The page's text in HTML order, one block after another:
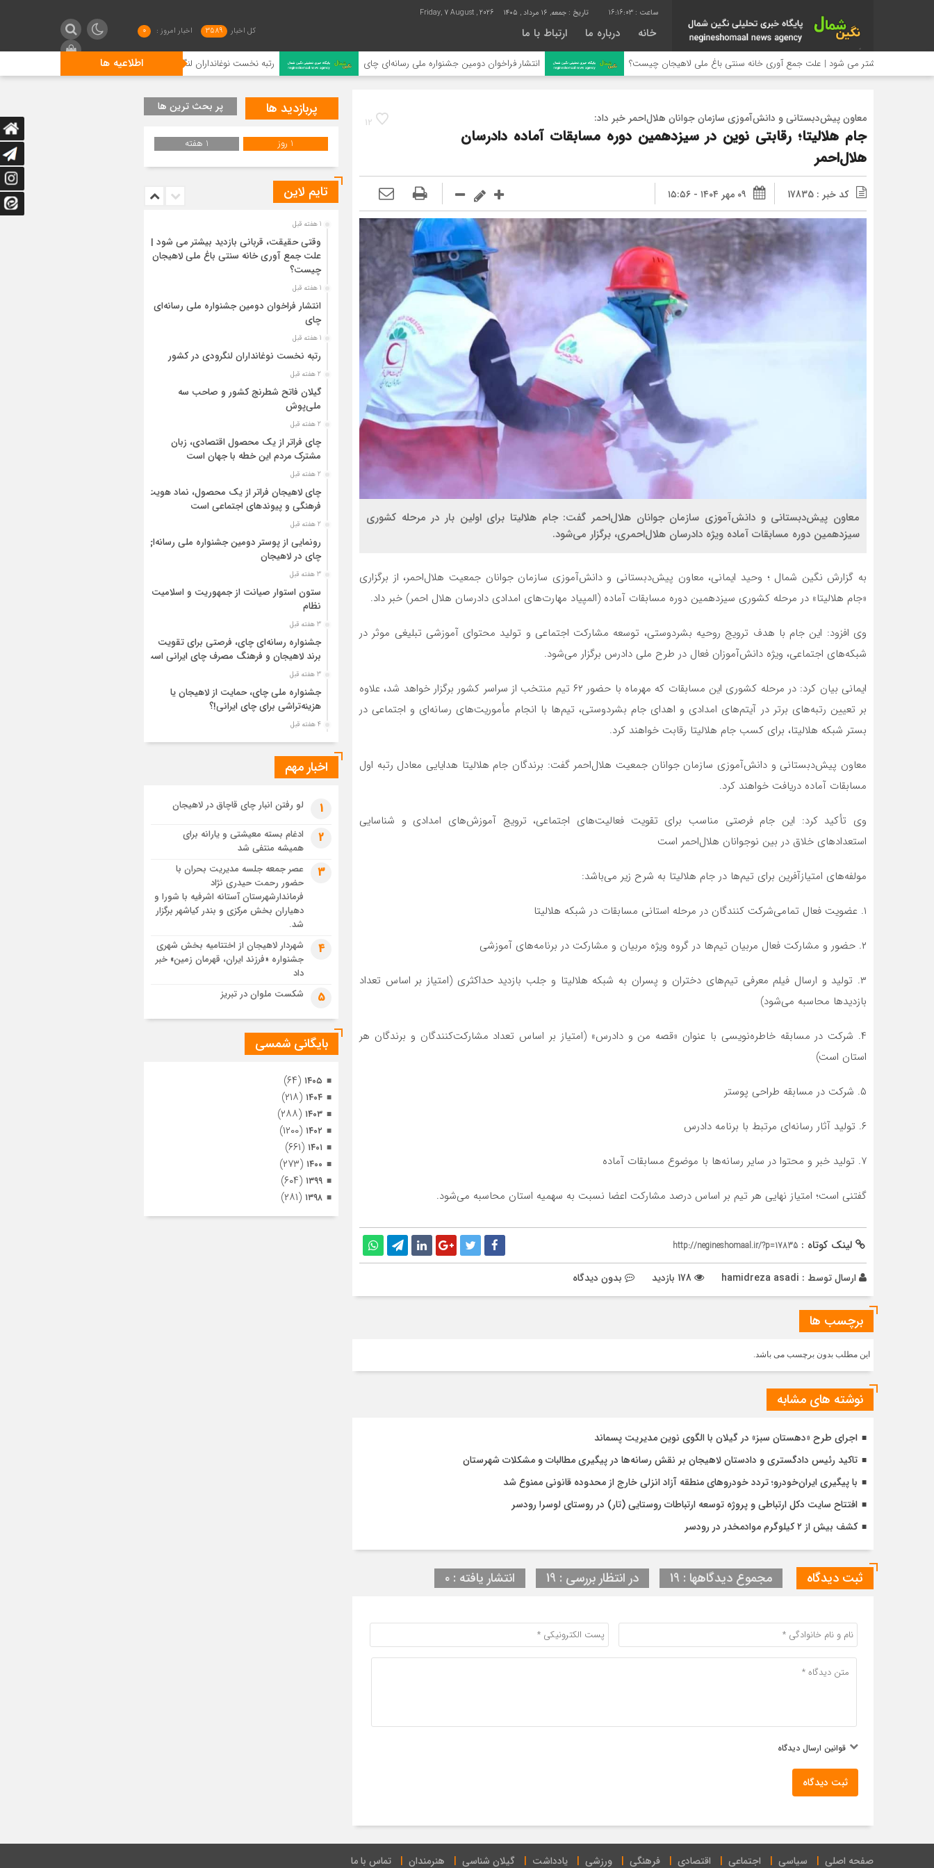
16:16:04 تاریخ : جمعه, ۱۶ مرداد , ۱۴۰۵ Friday, 7 August , 2026
خانه درباره ما ارتباط با ما کل اخبار 3589 اخبار امروز : 0
اطلاعیه ها بیشتر می شود | علت جمع آوری خانه سنتی باغ ملی لاهیجان چیست؟ انتشار فراخوان دومین جشنواره ملی رسانه‌ای چای رتبه نخست نوغانداران لنگرودی در کشور
12 معاون پیش‌دبستانی و دانش‌آموزی سازمان جوانان هلال‌احمر خبر داد:
جام هلالیتا؛ رقابتی نوین در سیزدهمین دوره مسابقات آماده دادرسان
هلال‌احمر
کد خبر : 17835 ۰۹ مهر ۱۴۰۴ - ۱۵:۵۶
معاون پیش‌دبستانی و دانش‌آموزی سازمان جوانان هلال‌احمر گفت: جام هلالیتا برای اولین بار در مرحله کشوری
سیزدهمین دوره مسابقات آماده ویژه دادرسان هلال‌احمری، برگزار می‌شود.
به گزارش نگین شمال ؛ وحید ایمانی، معاون پیش‌دبستانی و دانش‌آموزی سازمان جوانان جمعیت هلال‌احمر، از برگزاری
«جام هلالیتا» در مرحله کشوری سیزدهمین دوره مسابقات آماده (المپیاد مهارت‌های امدادی دادرسان هلال احمر) خبر داد.
وی افزود: این جام با هدف ترویج روحیه بشردوستی، توسعه مشارکت اجتماعی و تولید محتوای آموزشی تبلیغی موثر در
شبکه‌های اجتماعی، ویژه دانش‌آموزان فعال در طرح ملی دادرس برگزار می‌شود.
ایمانی بیان کرد: در مرحله کشوری این مسابقات که مهرماه با حضور ۶۲ تیم منتخب از سراسر کشور برگزار خواهد شد، علاوه
بر تعیین رتبه‌های برتر در آیتم‌های امدادی و اهدای جام بشردوستی، تیم‌ها با انجام مأموریت‌های رسانه‌ای و اجتماعی در
بستر شبکه هلالیتا، برای کسب جام هلالیتا رقابت خواهند کرد.
معاون پیش‌دبستانی و دانش‌آموزی سازمان جوانان جمعیت هلال‌احمر گفت: برندگان جام هلالیتا هدایایی معادل رتبه اول
مسابقات آماده دریافت خواهند کرد.
وی تأکید کرد: این جام فرصتی مناسب برای تقویت فعالیت‌های اجتماعی، ترویج آموزش‌های امدادی و شناسایی
استعدادهای خلاق در بین نوجوانان هلال‌احمر است
مولفه‌های امتیازآفرین برای تیم‌ها در جام هلالیتا به شرح زیر می‌باشد:
۱. عضویت فعال تمامی‌شرکت کنندگان در مرحله استانی مسابقات در شبکه هلالیتا
۲. حضور و مشارکت فعال مربیان تیم‌ها در گروه ویژه مربیان و مشارکت در برنامه‌های آموزشی
۳. تولید و ارسال فیلم معرفی تیم‌های دختران و پسران به شبکه هلالیتا و جلب بازدید حداکثری (امتیاز بر اساس تعداد
بازدیدها محاسبه می‌شود)
۴. شرکت در مسابقه خاطره‌نویسی با عنوان «قصه من و دادرس» (امتیاز بر اساس تعداد مشارکت‌کنندگان و برندگان هر
استان است)
۵. شرکت در مسابقه طراحی پوستر
۶. تولید آثار رسانه‌ای مرتبط با برنامه دادرس
۷. تولید خبر و محتوا در سایر رسانه‌ها با موضوع مسابقات آماده
گفتنی است؛ امتیاز نهایی هر تیم بر اساس درصد مشارکت اعضا نسبت به سهمیه استان محاسبه می‌شود.
لینک کوتاه : http://negineshomaal.ir/?p=17835
ارسال توسط : hamidreza asadi بدون دیدگاه
برچسب ها
این مطلب بدون برچسب می باشد.
نوشته های مشابه
اجرای طرح «دهستان سبز» در گیلان با الگوی نوین مدیریت پسماند
تاکید رئیس دادگستری و دادستان لاهیجان بر نقش رسانه‌ها در پیگیری مطالبات و مشکلات شهرستان
با پیگیری ایران‌خودرو؛ تردد خودروهای منطقه آزاد انزلی خارج از محدوده قانونی ممنوع شد
افتتاح سایت دکل ارتباطی و پروژه توسعه ارتباطات روستایی (تار) در روستای لوسرا رودسر
کشف بیش از ۲ کیلوگرم موادمخدر در رودسر
ثبت دیدگاه مجموع دیدگاهها : 19 در انتظار بررسی : 19 انتشار یافته : ۰
قوانین ارسال دیدگاه
ثبت دیدگاه
پربازدید ها پر بحث ترین ها
1 روز 1 هفته
تایم لاین
1 هفته قبل
وقتی حقیقت، قربانی بازدید بیشتر می شود |
علت جمع آوری خانه سنتی باغ ملی لاهیجان
چیست؟
1 هفته قبل
انتشار فراخوان دومین جشنواره ملی رسانه‌ای
چای
1 هفته قبل
رتبه نخست نوغانداران لنگرودی در کشور
2 هفته قبل
گیلان فاتح شطرنج کشور و صاحب سه
ملی‌پوش
2 هفته قبل
چای فراتر از یک محصول اقتصادی، زبان
مشترک مردم این خطه با جهان است
2 هفته قبل
چای لاهیجان فراتر از یک محصول، نماد هویت
فرهنگی و پیوندهای اجتماعی است
2 هفته قبل
رونمایی از پوستر دومین جشنواره ملی رسانه‌ای
چای در لاهیجان
3 هفته قبل
ستون استوار صیانت از جمهوریت و اسلامیت
نظام
3 هفته قبل
جشنواره رسانه‌ای چای، فرصتی برای تقویت
برند لاهیجان و فرهنگ مصرف چای ایرانی است
3 هفته قبل
جشنواره ملی چای، حمایت از لاهیجان یا
هزینه‌تراشی برای چای ایرانی!؟
4 هفته قبل
پیکر مطهر رهبر شهید انقلاب در حرم مطهر
رضوی آرام گرفت
آخر در آستان امام رئوف
تصاویر هوایی مراسم تشییع پیکر مطهر آقای
شهید ایران – مشهد
4 هفته قبل
مراسم تشییع پیکر مطهر آقای شهید ایران –
مشهد
تصاویری از تراکم جمعیت حاضر در میدان
ثورهالعشرین نجف اشرف
اخبار مهم
1 لو رفتن انبار چای قاچاق در لاهیجان
2
ادغام بسته معیشتی و یارانه برای
همیشه منتفی شد
3
عصر جمعه جلسه مدیریت بحران با
حضور رحمت حیدری نژاد
فرماندارشهرستان آستانه اشرفیه با شورا و
دهیاران بخش مرکزی و بندر کیاشهر برگزار
شد.
4
شهردار لاهیجان از اختتامیه بخش شهری
جشنواره «فرزند ایران، قهرمان زمین» خبر
داد
5 شکست ملوان در تبریز
بایگانی شمسی
۱۴۰۵ (۶۴)
۱۴۰۴ (۲۱۸)
۱۴۰۳ (۲۸۸)
۱۴۰۲ (۱۲۰۰)
۱۴۰۱ (۶۶۱)
۱۴۰۰ (۲۷۳)
۱۳۹۹ (۶۰۴)
۱۳۹۸ (۲۸۱)
صفحه اصلی سیاسی اجتماعی اقتصادی فرهنگی ورزشی یادداشت گیلان شناسی هنرمندان تماس با ما